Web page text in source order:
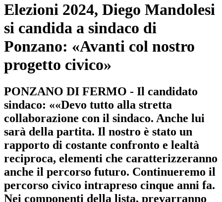
Elezioni 2024, Diego Mandolesi
si candida a sindaco di
Ponzano: «Avanti col nostro
progetto civico»
PONZANO DI FERMO - Il candidato
sindaco: ««Devo tutto alla stretta
collaborazione con il sindaco. Anche lui
sarà della partita. Il nostro è stato un
rapporto di costante confronto e lealtà
reciproca, elementi che caratterizzeranno
anche il percorso futuro. Continueremo il
percorso civico intrapreso cinque anni fa.
Nei componenti della lista, prevarranno